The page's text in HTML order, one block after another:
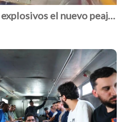
el nuevo peaje